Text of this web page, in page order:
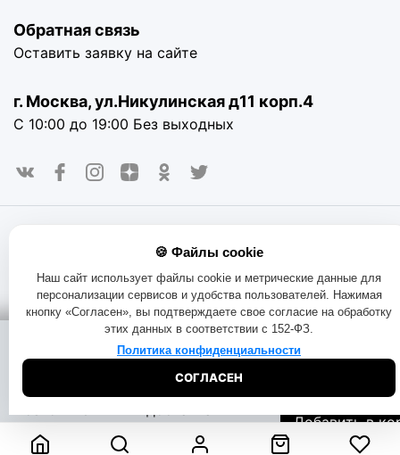
покупке:
Начать чат
8-800-333-51-
Доставка:
Узнать дату
Добавить в
Обратная связь
Оставить заявку на сайте
г. Москва, ул.Никулинская д11 корп.4
С 10:00 до 19:00 Без выходных
использует куки-файлы и другие технологии, чтобы помочь
вам в навигации, а также предоставить лучший
пользовательский опыт, анализировать использование
наших продуктов и услуг, повысить качество рекламных и
маркетинговых активностей. Если Вы не хотите, чтобы
Ваши пользовательские данные обрабатывались,
пожалуйста, ограничьте их использование в своём
браузере.
Договор оферта
Обмен и возврат товара
🍪 Файлы cookie
Наш сайт использует файлы cookie и метрические данные для
персонализации сервисов и удобства пользователей. Нажимая
кнопку «Согласен», вы подтверждаете свое согласие на обработку
этих данных в соответствии с 152-ФЗ.
Политика конфиденциальности
СОГЛАСЕН